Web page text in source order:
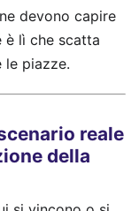
devono capire
è lì che scatta
le piazze.
reale
della